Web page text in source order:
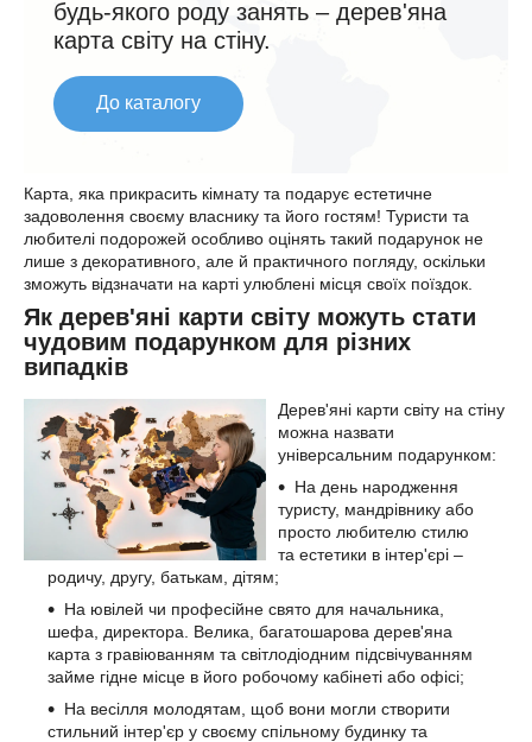
будь-якого роду занять – дерев'яна
карта світу на стіну.
До каталогу
Карта, яка прикрасить кімнату та подарує естетичне
задоволення своєму власнику та його гостям! Туристи та
любителі подорожей особливо оцінять такий подарунок не
лише з декоративного, але й практичного погляду, оскільки
зможуть відзначати на карті улюблені місця своїх поїздок.
Як дерев'яні карти світу можуть стати
чудовим подарунком для різних
випадків
Дерев'яні карти світу на стіну
можна назвати
універсальним подарунком:
На день народження
туристу, мандрівнику або
просто любителю стилю
та естетики в інтер'єрі –
родичу, другу, батькам, дітям;
На ювілей чи професійне свято для начальника,
шефа, директора. Велика, багатошарова дерев'яна
карта з гравіюванням та світлодіодним підсвічуванням
займе гідне місце в його робочому кабінеті або офісі;
На весілля молодятам, щоб вони могли створити
стильний інтер'єр у своєму спільному будинку та